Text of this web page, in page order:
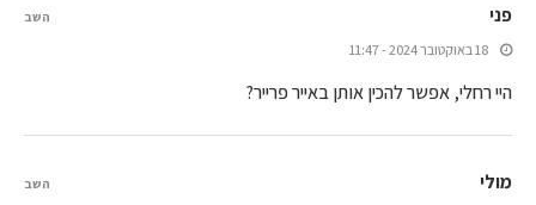
פני
18 באוקטובר 2024 - 11:47
היי רחלי, אפשר להכין אותן באייר פרייר?
השב
מולי השב